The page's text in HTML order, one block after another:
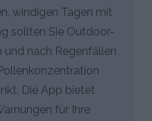
windigen Tagen mit
sollten Sie Outdoor-
nach Regenfällen
Die App bietet
für Ihre